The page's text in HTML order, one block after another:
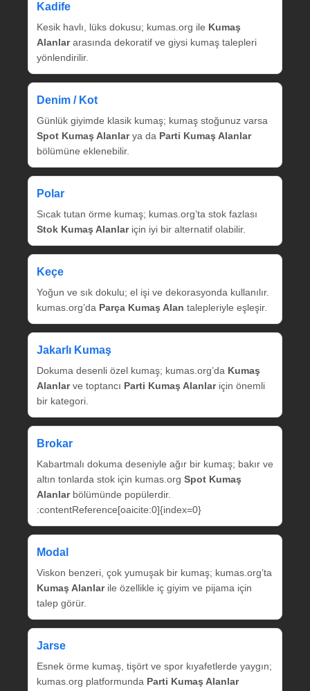
Kadife
Kesik havlı, lüks dokusu; kumas.org ile Kumaş
Alanlararasında dekoratif ve giysi kumaş talepleri
yönlendirilir.
Denim / Kot
Günlük giyimde klasik kumaş; kumaş stoğunuz varsa
Spot Kumaş Alanlarya da Parti Kumaş Alanlar
bölümüne eklenebilir.
Polar
Sıcak tutan örme kumaş; kumas.org’ta stok fazlası
Stok Kumaş Alanlariçin iyi bir alternatif olabilir.
Keçe
Yoğun ve sık dokulu; el işi ve dekorasyonda kullanılır.
kumas.org’da Parça Kumaş Alan talepleriyle eşleşir.
Jakarlı Kumaş
Dokuma desenli özel kumaş; kumas.org’da Kumaş
Alanlarve toptancı Parti Kumaş Alanlariçin önemli
bir kategori.
Brokar
Kabartmalı dokuma deseniyle ağır bir kumaş; bakır ve
altın tonlarda stok için kumas.org Spot Kumaş
Alanlarbölümünde popülerdir.
:contentReference[oaicite:0]{index=0}
Modal
Viskon benzeri, çok yumuşak bir kumaş; kumas.org’ta
Kumaş Alanlarile özellikle iç giyim ve pijama için
talep görür.
Jarse
Esnek örme kumaş, tişört ve spor kıyafetlerde yaygın;
kumas.org platformunda Parti Kumaş Alanlar